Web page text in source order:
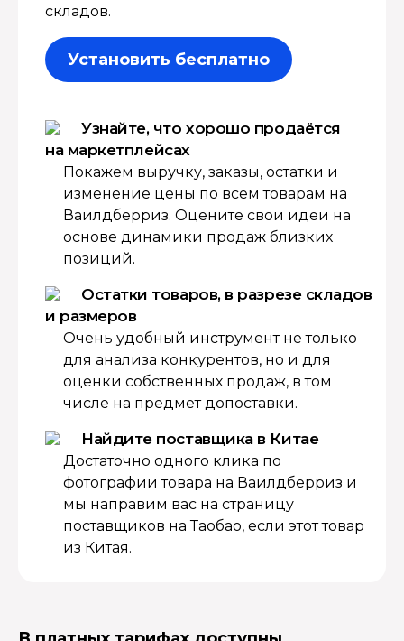
складов.
Установить бесплатно
Узнайте, что хорошо продаётся
на маркетплейсах
Покажем выручку, заказы, остатки и
изменение цены по всем товарам на
Ваилдберриз. Оцените свои идеи на
основе динамики продаж близких
позиций.
Остатки товаров, в разрезе складов
и размеров
Очень удобный инструмент не только
для анализа конкурентов, но и для
оценки собственных продаж, в том
числе на предмет допоставки.
Найдите поставщика в Китае
Достаточно одного клика по
фотографии товара на Ваилдберриз и
мы направим вас на страницу
поставщиков на Таобао, если этот товар
из Китая.